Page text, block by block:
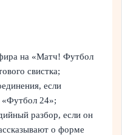
на «Матч! Футбол
свистка;
если
«Футбол 24»;
разбор, если он
о форме